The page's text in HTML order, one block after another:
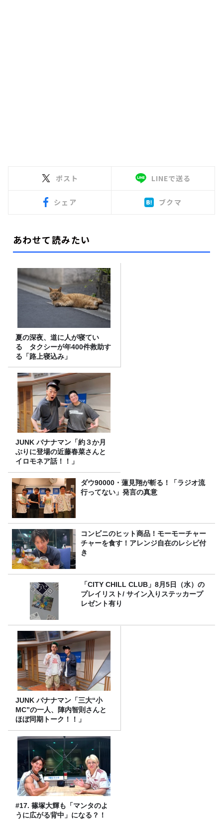
ポスト LINEで送る
シェア ブクマ
あわせて読みたい
夏の深夜、道に人が寝てい
る タクシーが年400件救助す
る「路上寝込み」
JUNK バナナマン「約３か月
ぶりに登場の近藤春菜さんと
イロモネア話！！」
ダウ90000・蓮見翔が斬る！「ラジオ流
行ってない」発言の真意
コンビニのヒット商品！モーモーチャー
チャーを食す！アレンジ自在のレシピ付
き
「CITY CHILL CLUB」8月5日（水）の
プレイリスト/ サイン入りステッカープ
レゼント有り
JUNK バナナマン「三大“小
MC”の一人、陣内智則さんと
ほぼ同期トーク！！」
#17. 篠塚大輝も「マンタのよ
うに広がる背中」になる？！